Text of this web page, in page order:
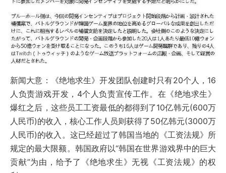
新闻大意：《绝地求生》开发团队创建时只有20个人，16
人负责游戏开发，4个人负责宣传工作。在《绝地求生》
爆红之后，这些员工工资最低的都得到了10亿韩元(600万
人民币)的收入，核心工作人员则获得了50亿韩元(3000万
人民币)的收入。这已经超过了韩国当地的《工资法规》所
规定的最大限额。韩国政府以“韩国在世界游戏界中的巨大
贡献”为由，给予了《绝地求生》无视《工资法规》的权